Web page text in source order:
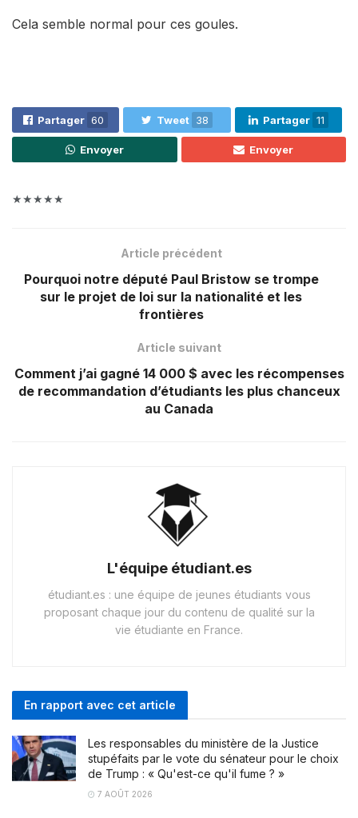
Cela semble normal pour ces goules.
Partager 60 Tweet 38 Partager 11
Envoyer Envoyer
★★★★★
Article précédent
Pourquoi notre député Paul Bristow se trompe
sur le projet de loi sur la nationalité et les
frontières
Article suivant
Comment j’ai gagné 14 000 $ avec les récompenses
de recommandation d’étudiants les plus chanceux
au Canada
L'équipe étudiant.es
étudiant.es : une équipe de jeunes étudiants vous
proposant chaque jour du contenu de qualité sur la
vie étudiante en France.
En rapport avec cet article
Les responsables du ministère de la Justice
stupéfaits par le vote du sénateur pour le choix
de Trump : « Qu'est-ce qu'il fume ? »
7 AOÛT 2026